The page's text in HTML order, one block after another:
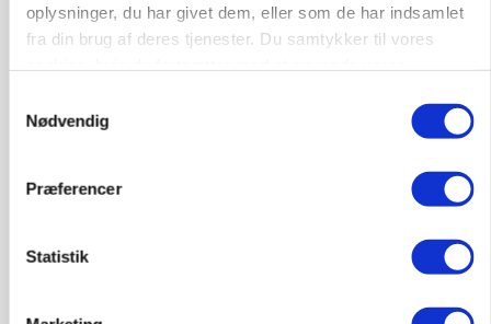
oplysninger, du har givet dem, eller som de har indsamlet
fra din brug af deres tjenester. Du samtykker til vores
Nødvendig
Præferencer
Statistik
Snart kan man søge tilskud til naturprojekter